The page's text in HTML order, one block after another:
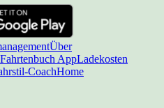
Über
Fahrtenbuch AppLadekosten
CoachHome